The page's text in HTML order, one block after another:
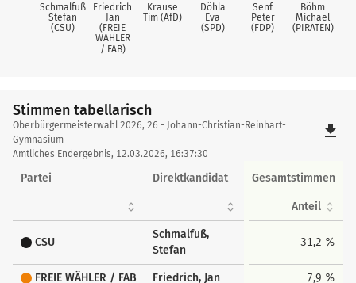
Schmalfuß
Stefan
(CSU)
Friedrich
Jan
(FREIE
WÄHLER
/ FAB)
Krause
Tim (AfD)
Döhla
Eva
(SPD)
Senf
Peter
(FDP)
Böhm
Michael
(PIRATEN)
Stimmen tabellarisch
Stimmen
tabellarisch
Oberbürgermeisterwahl 2026, 26 - Johann-Christian-Reinhart-
Gymnasium
Amtliches Endergebnis, 12.03.2026, 16:37:30
file_download
Partei Direktkandidat Gesamtstimmen
Anteil
CSU
Schmalfuß,
Stefan
31,2 %
FREIE WÄHLER / FAB Friedrich, Jan 7,9 %